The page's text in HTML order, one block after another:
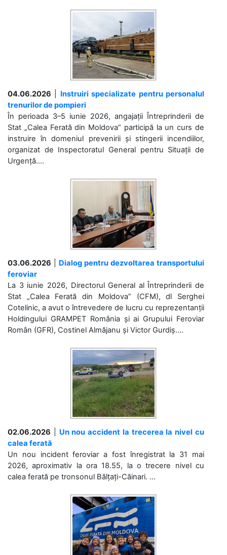
04.06.2026
Instruiri specializate pentru personalul
trenurilor de pompieri
În perioada 3–5 iunie 2026, angajații Întreprinderii de
Stat „Calea Ferată din Moldova” participă la un curs de
instruire în domeniul prevenirii și stingerii incendiilor,
organizat de Inspectoratul General pentru Situații de
Urgență....
03.06.2026
Dialog pentru dezvoltarea transportului
feroviar
La 3 iunie 2026, Directorul General al Întreprinderii de
Stat „Calea Ferată din Moldova” (CFM), dl Serghei
Cotelinic, a avut o întrevedere de lucru cu reprezentanții
Holdingului GRAMPET România și ai Grupului Feroviar
Român (GFR), Costinel Almăjanu și Victor Gurdiș....
02.06.2026
Un nou accident la trecerea la nivel cu
calea ferată
Un nou incident feroviar a fost înregistrat la 31 mai
2026, aproximativ la ora 18.55, la o trecere nivel cu
calea ferată pe tronsonul Bălțați-Căinari. ...